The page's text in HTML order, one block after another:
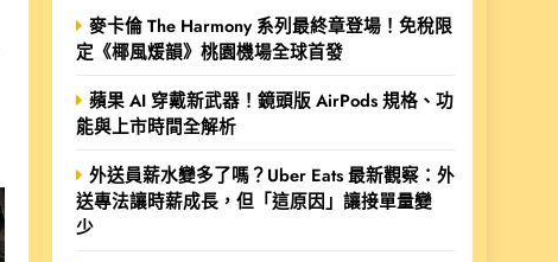
麥卡倫 The Harmony 系列最終章登場！免稅限
定《椰風煖韻》桃園機場全球首發
蘋果 AI 穿戴新武器！鏡頭版 AirPods 規格、功
能與上市時間全解析
外送員薪水變多了嗎？Uber Eats 最新觀察：外
送專法讓時薪成長，但「這原因」讓接單量變
少